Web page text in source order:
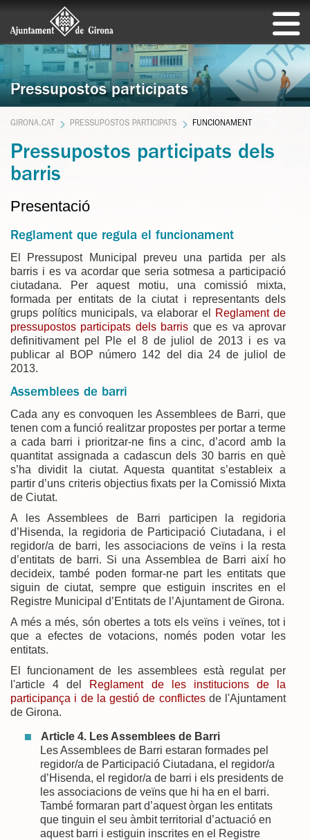
Pressupostos participats
GIRONA.CAT PRESSUPOSTOS PARTICIPATS FUNCIONAMENT
Pressupostos participats dels
barris
Presentació
Reglament que regula el funcionament
El Pressupost Municipal preveu una partida per als
barris i es va acordar que seria sotmesa a participació
ciutadana. Per aquest motiu, una comissió mixta,
formada per entitats de la ciutat i representants dels
grups polítics municipals, va elaborar el
Reglament de
pressupostos participats dels barris que es va aprovar
definitivament pel Ple el 8 de juliol de 2013 i es va
publicar al BOP número 142 del dia 24 de juliol de
2013.
Assemblees de barri
Cada any es convoquen les Assemblees de Barri, que
tenen com a funció realitzar propostes per portar a terme
a cada barri i prioritzar-ne fins a cinc, d’acord amb la
quantitat assignada a cadascun dels 30 barris en què
s’ha dividit la ciutat. Aquesta quantitat s’estableix a
partir d’uns criteris objectius fixats per la Comissió Mixta
de Ciutat.
A les Assemblees de Barri participen la regidoria
d’Hisenda, la regidoria de Participació Ciutadana, i el
regidor/a de barri, les associacions de veïns i la resta
d’entitats de barri. Si una Assemblea de Barri així ho
decideix, també poden formar-ne part les entitats que
siguin de ciutat, sempre que estiguin inscrites en el
Registre Municipal d’Entitats de l’Ajuntament de Girona.
A més a més, són obertes a tots els veïns i veïnes, tot i
que a efectes de votacions, només poden votar les
entitats.
El funcionament de les assemblees està regulat per
l'article 4 del Reglament de les institucions de la
participança i de la gestió de conflictesde l'Ajuntament
de Girona.
Article 4. Les Assemblees de Barri
Les Assemblees de Barri estaran formades pel
regidor/a de Participació Ciutadana, el regidor/a
d’Hisenda, el regidor/a de barri i els presidents de
les associacions de veïns que hi ha en el barri.
També formaran part d’aquest òrgan les entitats
que tinguin el seu àmbit territorial d’actuació en
aquest barri i estiguin inscrites en el Registre